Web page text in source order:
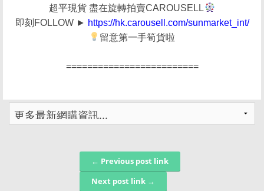
超平現貨 盡在旋轉拍賣CAROUSELL
即刻FOLLOW ► https://hk.carousell.com/sunmarket_int/
留意第一手筍貨啦
=========================
Post navigation← Previous post link
Next post link →